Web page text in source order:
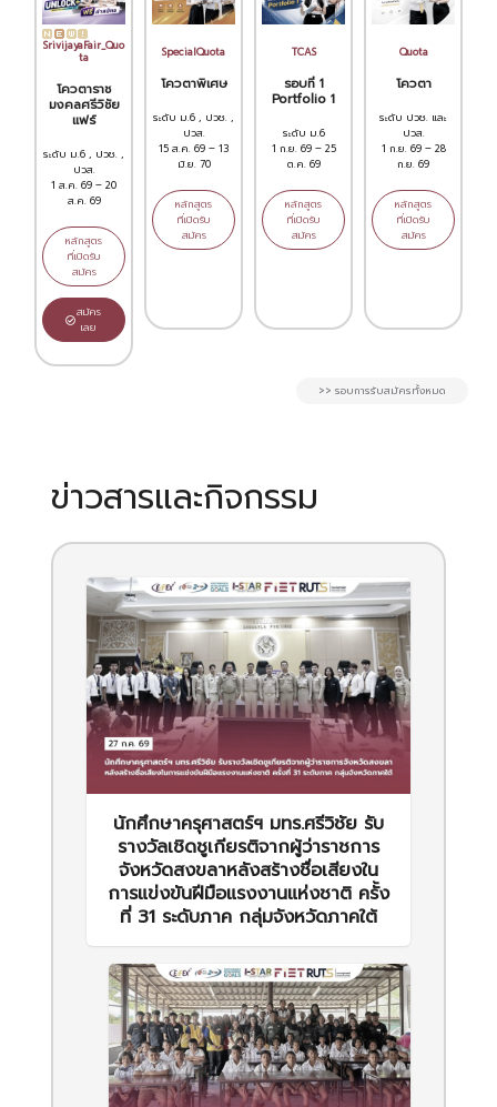
SrivijayaFair_Quo
ta
โควตาราช
มงคลศรีวิชัย
แฟร์
ระดับ ม.6 , ปวช. ,
ปวส.
1 ส.ค. 69 – 20
ส.ค. 69
หลักสูตร
ที่เปิดรับ
สมัคร
สมัคร
เลย
SpecialQuota
โควตาพิเศษ
ระดับ ม.6 , ปวช. ,
ปวส.
15 ส.ค. 69 – 13
มิ.ย. 70
หลักสูตร
ที่เปิดรับ
สมัคร
TCAS
รอบที่ 1
Portfolio 1
ระดับ ม.6
1 ก.ย. 69 – 25
ต.ค. 69
หลักสูตร
ที่เปิดรับ
สมัคร
Quota
โควตา
ระดับ ปวช. และ
ปวส.
1 ก.ย. 69 – 28
ก.ย. 69
หลักสูตร
ที่เปิดรับ
สมัคร
>> รอบการรับสมัครทั้งหมด
ข่าวสารและกิจกรรม
นักศึกษาครุศาสตร์ฯ มทร.ศรีวิชัย รับ
รางวัลเชิดชูเกียรติจากผู้ว่าราชการ
จังหวัดสงขลาหลังสร้างชื่อเสียงใน
การแข่งขันฝีมือแรงงานแห่งชาติ ครั้ง
ที่ 31 ระดับภาค กลุ่มจังหวัดภาคใต้